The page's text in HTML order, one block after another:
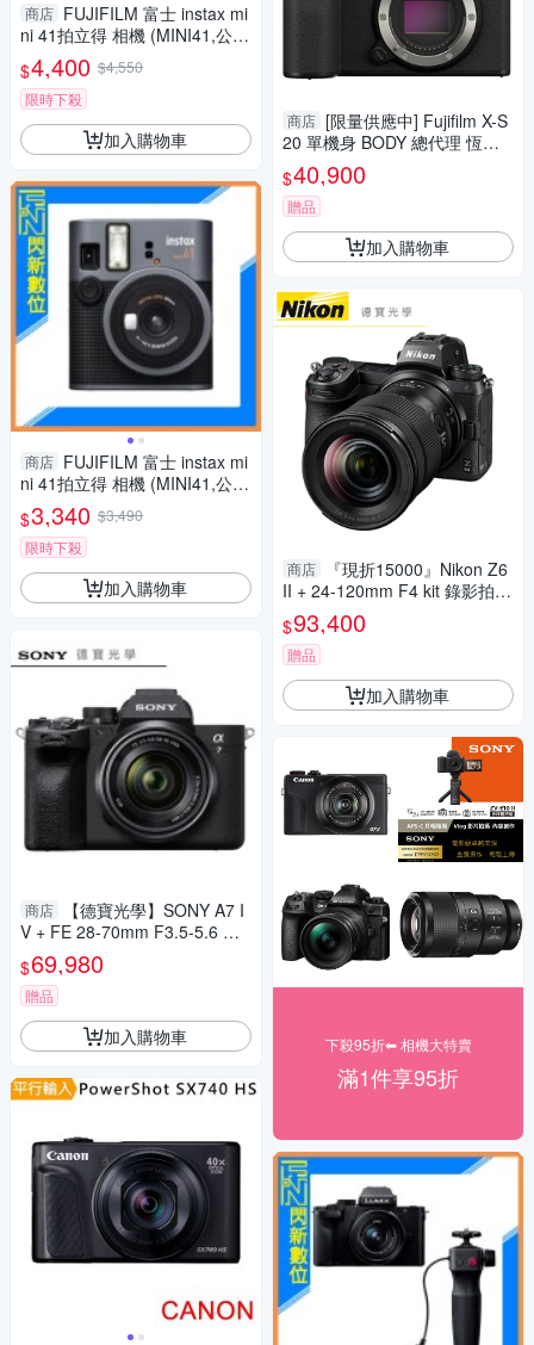
商店 FUJIFILM 富士 instax mi
ni 41拍立得 相機 (MINI41,公司
貨)含空白底片40張
$4,400 $4,550
限時下殺
加入購物車
商店 FUJIFILM 富士 instax mi
ni 41拍立得 相機 (MINI41,公司
貨)
$3,340 $3,490
限時下殺
加入購物車
商店
【德寶光學】SONY A7 I
V + FE 28-70mm F3.5-5.6 總
代理公司貨 A73 A74 4K 5軸防
手震 索尼 日常套組
$69,980
贈品
加入購物車
商店 [限量供應中] Fujifilm X-S
20 單機身 BODY 總代理 恆昶
公司貨 富士 Vlog 下標前請先詢
問庫存
$40,900
贈品
加入購物車
商店
『現折15000』Nikon Z6
II + 24-120mm F4 kit 錄影拍片
總代理 德寶光學
$93,400
贈品
加入購物車
下殺95折⬅︎ 相機大特賣
滿1件享95折